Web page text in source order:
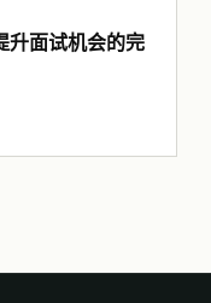
面试机会的完